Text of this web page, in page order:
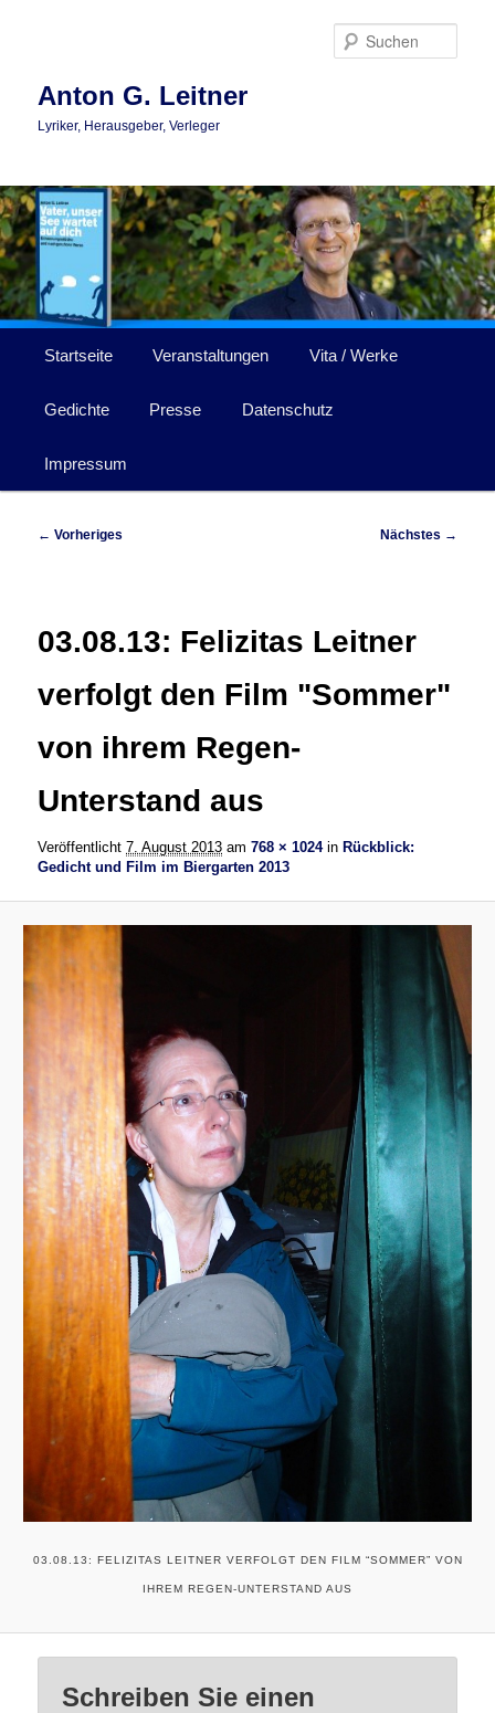
Anton G. Leitner
Lyriker, Herausgeber, Verleger
Startseite Veranstaltungen Vita / Werke
Gedichte Presse Datenschutz
Impressum
Bilder-
← Vorheriges Nächstes →
03.08.13: Felizitas Leitner
verfolgt den Film "Sommer"
von ihrem Regen-
Unterstand aus
Veröffentlicht7. August 2013 am768 × 1024in Rückblick:
Gedicht und Film im Biergarten 2013
03.08.13: FELIZITAS LEITNER VERFOLGT DEN FILM “SOMMER” VON
IHREM REGEN-UNTERSTAND AUS
Schreiben Sie einen